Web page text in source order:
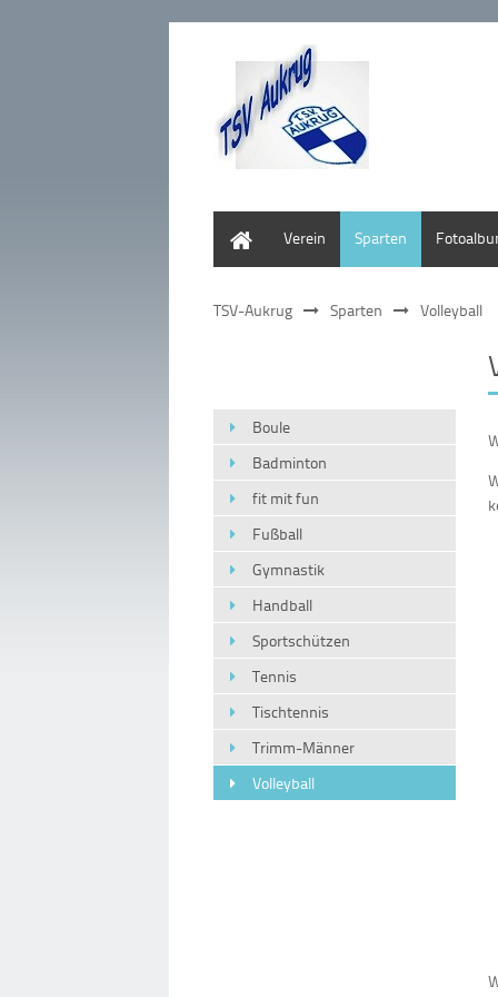
Verein Sparten
TSV-Aukrug Sparten Volleyball
Boule
Badminton
fit mit fun
Fußball
Gymnastik
Handball
Sportschützen
Tennis
Tischtennis
Trimm-Männer
Volleyball